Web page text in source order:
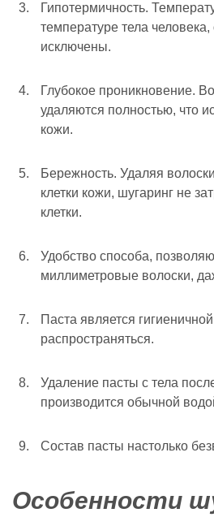
Гипотермичность.
температуре тела
исключены.
Глубокое проникновение.
удаляются полностью, что
кожи.
Бережность. Удаляя
клетки кожи, шугаринг не
клетки.
Удобство способа,
миллиметровые волоски,
Паста является
распространяться.
Удаление пасты с тела
производится обычной
Состав пасты настолько
Особенности